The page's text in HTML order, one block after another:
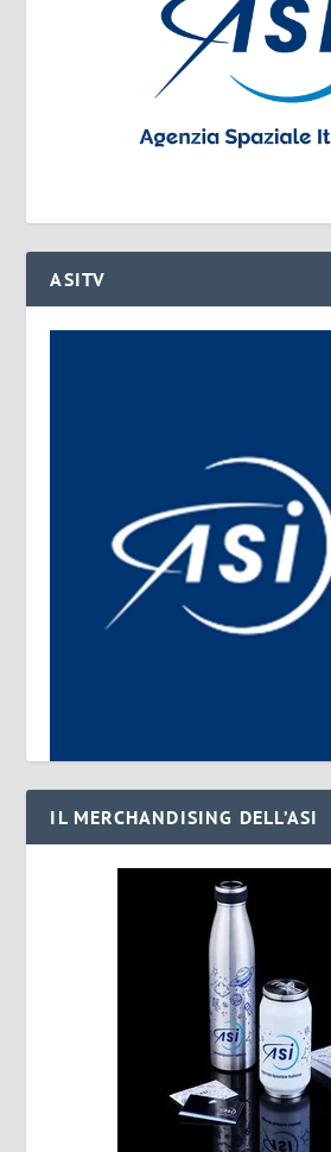
ASITV
IL MERCHANDISING DELL’ASI